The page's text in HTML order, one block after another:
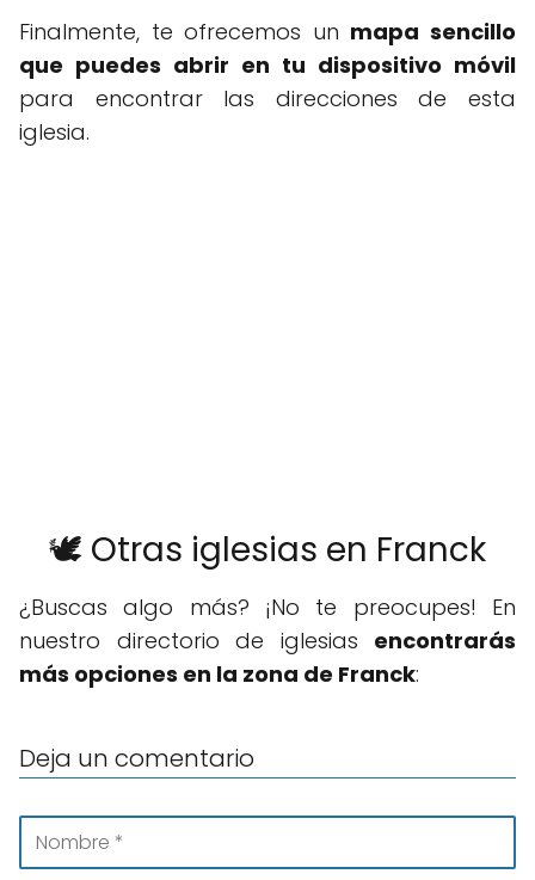
Finalmente, te ofrecemos un mapa sencillo
que puedes abrir en tu dispositivo móvil
para encontrar las direcciones de esta
iglesia.
🕊️ Otras iglesias en Franck
¿Buscas algo más? ¡No te preocupes! En
nuestro directorio de iglesias encontrarás
más opciones en la zona de Franck:
Deja un comentario